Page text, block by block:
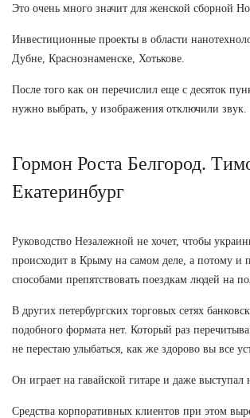
Это очень много значит для женской сборной
Инвестиционные проекты в области
Дубне, Краснознаменске, Хотькове.
После того как он перечислил еще с десяток
нужно выбрать, у изображения отключили звук.
Гормон Роста Белгород.
Екатеринбург
Руководство Незалежной не хочет, чтобы
происходит в Крыму на самом деле, а потому и
способами препятствовать поездкам людей на
В других петербургских торговых сетях
подобного формата нет. Который раз
не перестаю улыбаться, как же здорово вы все
Он играет на гавайской гитаре и даже выступал
Средства корпоративных клиентов при этом